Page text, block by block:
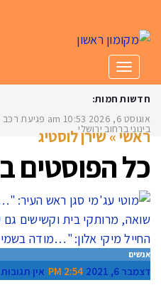
תפריט
חדשות חמות:
אוגוסט 6, 2026
10:53 am
בינוני ברחוב ירושלים
ראשי»שירן לוסטיג
כל הפוסטים ב
אנשים
דצמבר 6, 2021 2:54 PM אין תגובות